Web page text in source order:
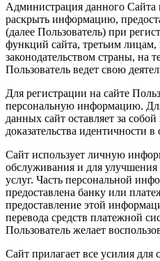
Администрация данного Сайта
раскрыть информацию,
(далее Пользователь) при
функций сайта, третьим
законодательством страны, на
Пользователь ведет свою
Для регистрации на сайте
персональную информацию.
данных сайт оставляет за
доказательства идентичности
Сайт использует личную
обслуживания и для улучшения
услуг. Часть персональной
предоставлена банку или
предоставление этой
перевода средств платежной
Пользователь желает
Сайт прилагает все усилия для